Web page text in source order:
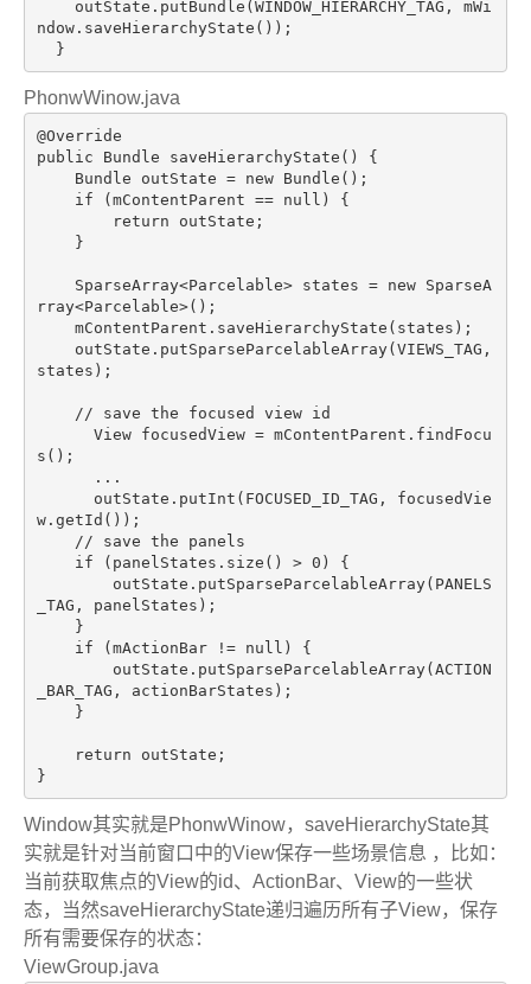
ndow.saveHierarchyState());
PhonwWinow.java
@Override
public Bundle saveHierarchyState ()
{
    Bundle outState =
new Bundle();
if (mContentParent == null ) {
return outState;
    SparseArray<Parcelable> states =
new SparseA
rray<Parcelable>();
states);
// save the focused view id
s();
w.getId());
// save the panels
if (panelStates.size() > 0 ) {
_TAG, panelStates);
if (mActionBar != null ) {
_BAR_TAG, actionBarStates);
return outState;
Window其实就是PhonwWinow，saveHierarchyState其
实就是针对当前窗口中的View保存一些场景信息 ，比如：
当前获取焦点的View的id、ActionBar、View的一些状
态，当然saveHierarchyState递归遍历所有子View，保存
所有需要保存的状态：
ViewGroup.java